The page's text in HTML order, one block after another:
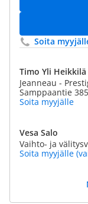
Soita
Timo Yli Heikkilä
Jeanneau -
Samppaantie
Soita myyjälle
Vesa Salo
Vaihto- ja
Soita myyjälle